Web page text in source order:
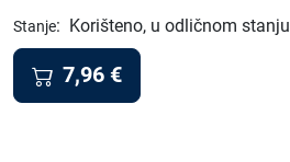
Stanje: Korišteno, u odličnom stanju
7,96 €